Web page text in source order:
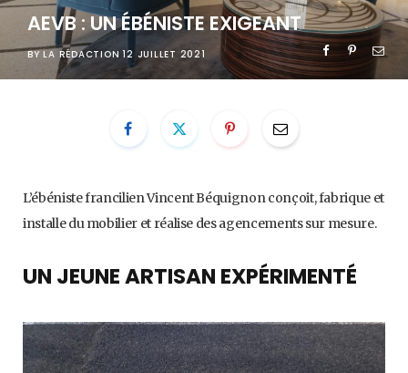
AEVB : UN ÉBÉNISTE EXIGEANT
BY LA RÉDACTION 12 JUILLET 2021
L’ébéniste francilien Vincent Béquignon conçoit, fabrique et
installe du mobilier et réalise des agencements sur mesure.
UN JEUNE ARTISAN EXPÉRIMENTÉ